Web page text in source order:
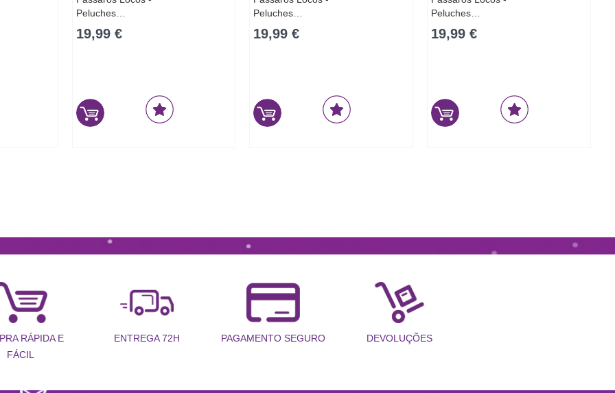
Peluches…
19,99 €
Peluches…
19,99 €
Peluches…
19,99 €
RÁPIDA E
FÁCIL
ENTREGA 72H PAGAMENTO SEGURO DEVOLUÇÕES